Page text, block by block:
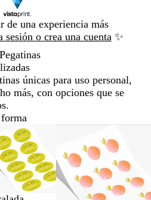
de una experiencia más
sesión o crea una cuenta ✨
Pegatinas
únicas para uso personal,
más, con opciones que se